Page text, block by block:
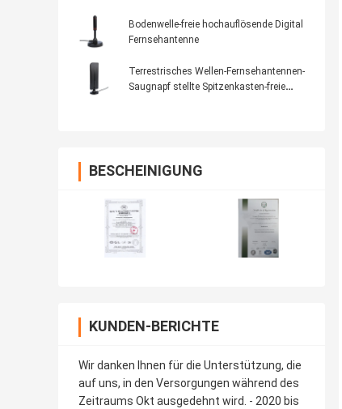
Bodenwelle-freie hochauflösende Digital
Fernsehantenne
Terrestrisches Wellen-Fernsehantennen-
Saugnapf stellte Spitzenkasten-freie
BESCHEINIGUNG
KUNDEN-BERICHTE
Wir danken Ihnen für die Unterstützung, die
auf uns, in den Versorgungen während des
Zeitraums Okt ausgedehnt wird. - 2020 bis